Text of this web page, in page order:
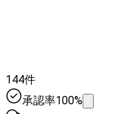
144件
承認率100%